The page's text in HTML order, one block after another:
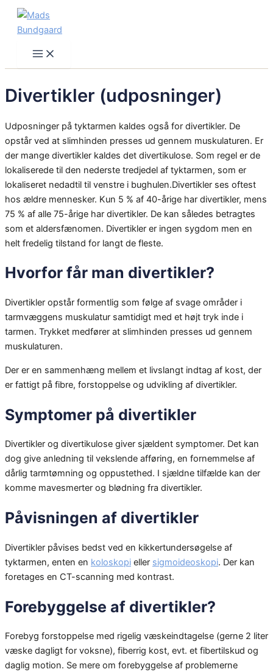
Skip
Main
Menu
Divertikler (udposninger)
Udposninger på tyktarmen kaldes også for divertikler. De
opstår ved at slimhinden presses ud gennem muskulaturen. Er
der mange divertikler kaldes det divertikulose. Som regel er de
lokaliserede til den nederste tredjedel af tyktarmen, som er
lokaliseret nedadtil til venstre i bughulen.Divertikler ses oftest
hos ældre mennesker. Kun 5 % af 40-årige har divertikler, mens
75 % af alle 75-årige har divertikler. De kan således betragtes
som et aldersfænomen. Divertikler er ingen sygdom men en
helt fredelig tilstand for langt de fleste.
Hvorfor får man divertikler?
Divertikler opstår formentlig som følge af svage områder i
tarmvæggens muskulatur samtidigt med et højt tryk inde i
tarmen. Trykket medfører at slimhinden presses ud gennem
muskulaturen.
Der er en sammenhæng mellem et livslangt indtag af kost, der
er fattigt på fibre, forstoppelse og udvikling af divertikler.
Symptomer på divertikler
Divertikler og divertikulose giver sjældent symptomer. Det kan
dog give anledning til vekslende afføring, en fornemmelse af
dårlig tarmtømning og oppustethed. I sjældne tilfælde kan der
komme mavesmerter og blødning fra divertikler.
Påvisningen af divertikler
Divertikler påvises bedst ved en kikkertundersøgelse af
tyktarmen, enten en koloskopi eller sigmoideoskopi. Der kan
foretages en CT-scanning med kontrast.
Forebyggelse af divertikler?
Forebyg forstoppelse med rigelig væskeindtagelse (gerne 2 liter
væske dagligt for voksne), fiberrig kost, evt. et fibertilskud og
daglig motion. Se mere om forebyggelse af problemerne